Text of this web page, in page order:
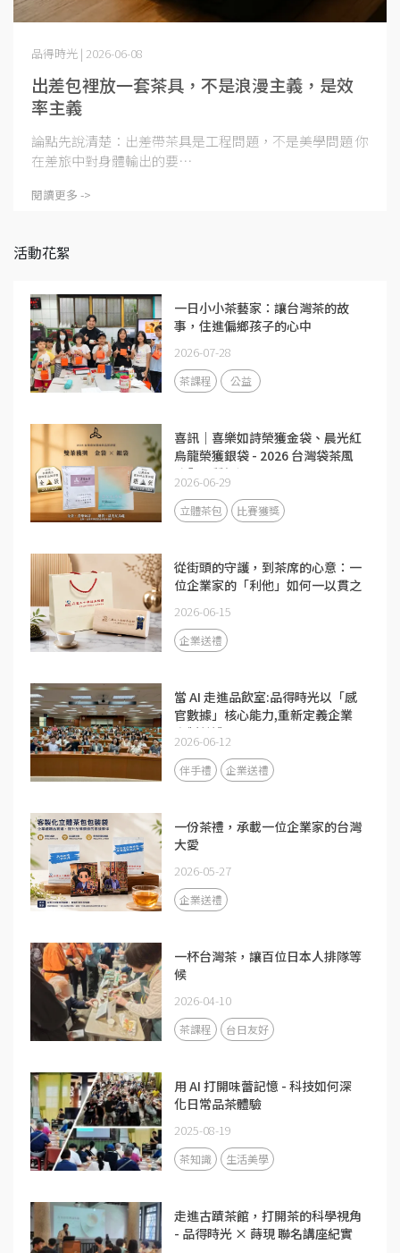
出差包裡放一套茶具，不是浪漫主義，是效
率主義
品得時光 | 2026-06-08
論點先說清楚：出差帶茶具是工程問題，不是美學問題 你
在差旅中對身體輸出的要⋯
閱讀更多 ->
活動花絮
一日小小茶藝家：讓台灣茶的故
事，住進偏鄉孩子的心中
2026-07-28
茶課程 公益
喜訊｜喜樂如詩榮獲金袋、晨光紅
烏龍榮獲銀袋 - 2026 台灣袋茶風
味與品質評選
2026-06-29
立體茶包 比賽獲獎
從街頭的守護，到茶席的心意：一
位企業家的「利他」如何一以貫之
2026-06-15
企業送禮
當 AI 走進品飲室:品得時光以「感
官數據」核心能力,重新定義企業
客製茶禮
2026-06-12
伴手禮 企業送禮
一份茶禮，承載一位企業家的台灣
大愛
2026-05-27
企業送禮
一杯台灣茶，讓百位日本人排隊等
候
2026-04-10
茶課程 台日友好
用 AI 打開味蕾記憶 - 科技如何深
化日常品茶體驗
2025-08-19
茶知識 生活美學
走進古蹟茶館，打開茶的科學視角
- 品得時光 × 蒔現 聯名講座紀實